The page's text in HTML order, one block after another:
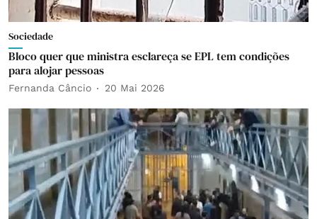
Sociedade
Bloco quer que ministra esclareça se EPL tem condições
para alojar pessoas
Fernanda Câncio 20 Mai 2026